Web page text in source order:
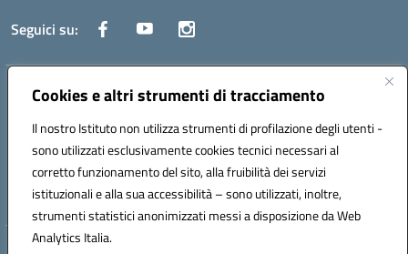
Cookies e altri strumenti di tracciamento
Il nostro Istituto non utilizza strumenti di profilazione degli utenti -
sono utilizzati esclusivamente cookies tecnici necessari al
corretto funzionamento del sito, alla fruibilità dei servizi
istituzionali e alla sua accessibilità – sono utilizzati, inoltre,
strumenti statistici anonimizzati messi a disposizione da Web
Analytics Italia.
Seguici su:
Indirizzo:Via Cesare Beccaria 70043 MONOPOLI (BA)
Posta elettronica certificata (PEC):batf26000r@pec.istruzione.it
Codice fiscale: 93491310723
Codice meccanografico: BATF26000R